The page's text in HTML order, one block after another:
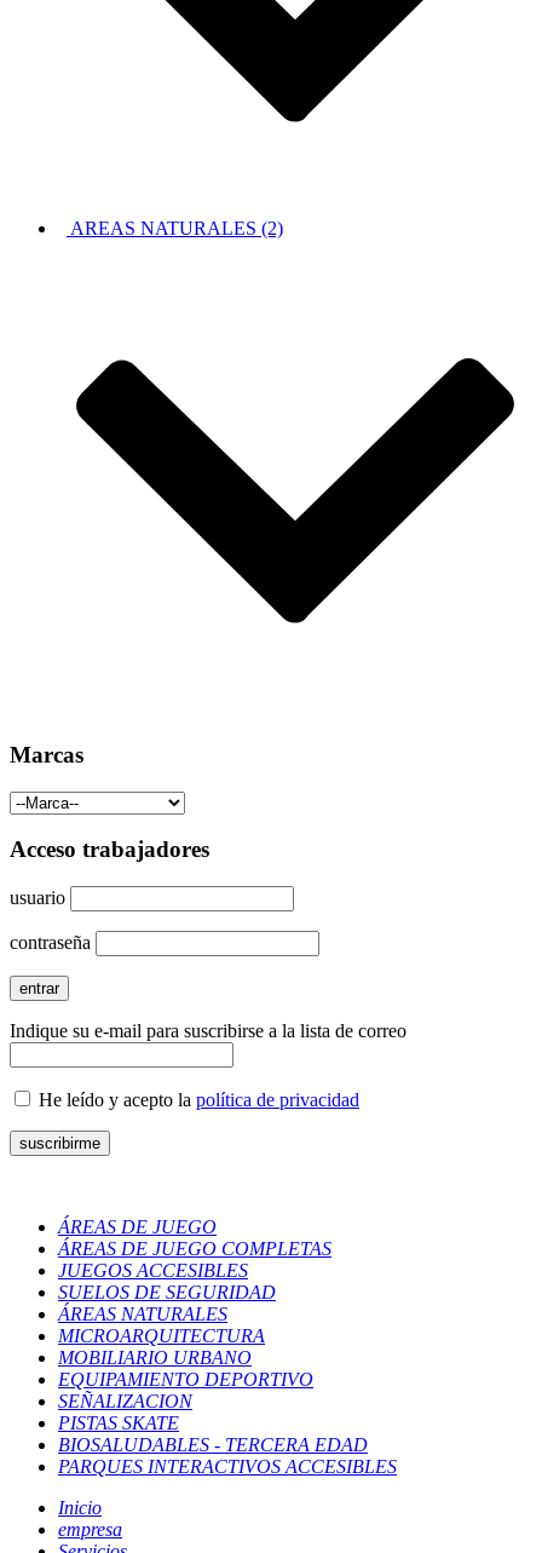
AREAS NATURALES (2)
Marcas
Acceso trabajadores
usuario
contraseña
Indique su e-mail para suscribirse a la lista de correo
He leído y acepto la política de privacidad
ÁREAS DE JUEGO
ÁREAS DE JUEGO COMPLETAS
JUEGOS ACCESIBLES
SUELOS DE SEGURIDAD
ÁREAS NATURALES
MICROARQUITECTURA
MOBILIARIO URBANO
EQUIPAMIENTO DEPORTIVO
SEÑALIZACION
PISTAS SKATE
BIOSALUDABLES - TERCERA EDAD
PARQUES INTERACTIVOS ACCESIBLES
Inicio
empresa